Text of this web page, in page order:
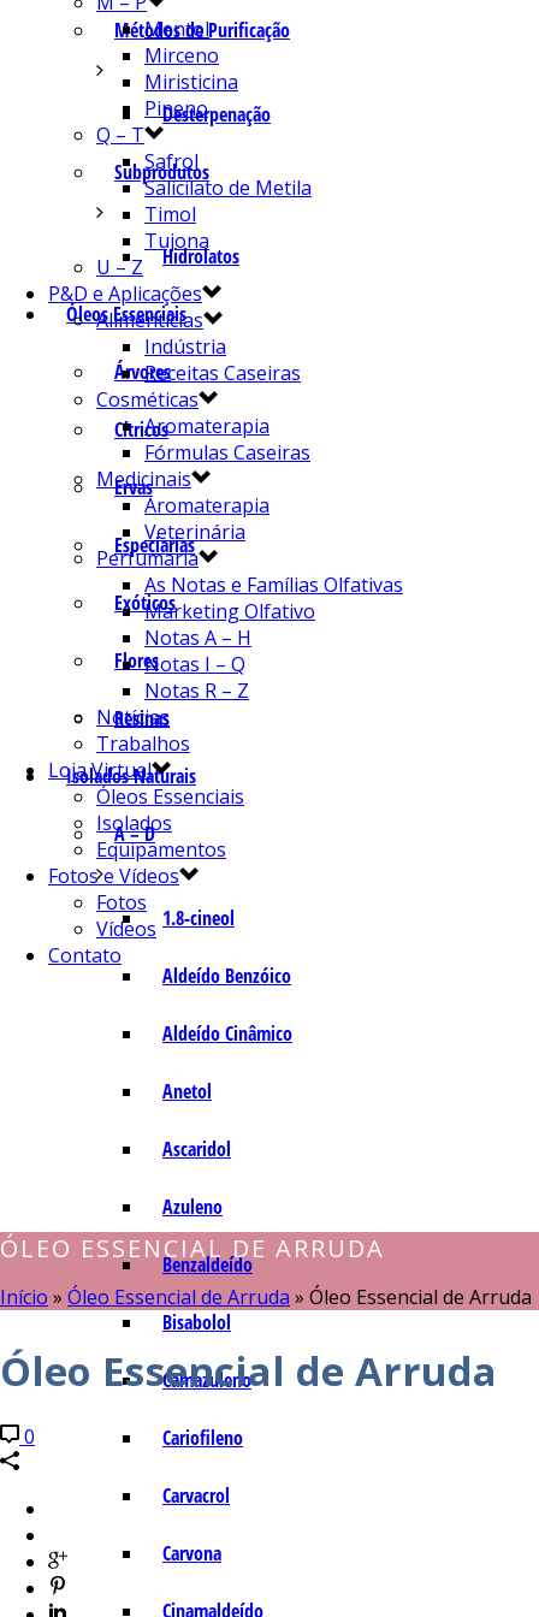
Métodos de Purificação
Desterpenação
Subprodutos
Hidrolatos
Óleos Essenciais
Árvores
Cítricos
Ervas
Especiarias
Exóticos
Flores
Resinas
Isolados Naturais
A – D
1.8-cineol
Aldeído Benzóico
Aldeído Cinâmico
Anetol
Ascaridol
Azuleno
Benzaldeído
Bisabolol
Camazuleno
Cariofileno
Carvacrol
Carvona
Cinamaldeído
Mentol
Mirceno
Miristicina
Pineno
Q – T
Safrol
Salicilato de Metila
Timol
Tujona
U – Z
P&D e Aplicações
Alimentícias
Indústria
Receitas Caseiras
Cosméticas
Aromaterapia
Fórmulas Caseiras
Medicinais
Aromaterapia
Veterinária
Perfumaria
As Notas e Famílias Olfativas
Marketing Olfativo
Notas A – H
Notas I – Q
Notas R – Z
Notícias
Trabalhos
Loja Virtual
Óleos Essenciais
Isolados
Equipamentos
Fotos e Vídeos
Fotos
Vídeos
Contato
ÓLEO ESSENCIAL DE ARRUDA
Início » Óleo Essencial de Arruda » Óleo Essencial de Arruda
Óleo Essencial de Arruda
0